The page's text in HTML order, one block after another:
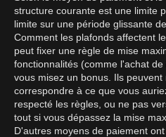
structure courante est une limite
limite sur une période glissante
Comment les plafonds affectent
peut fixer une règle de mise
fonctionnalités (comme l'achat
vous misez un bonus. Ils
correspondre à ce que vous
respecté les règles, ou ne pas
tout si vous dépassez la mise
D'autres moyens de paiement